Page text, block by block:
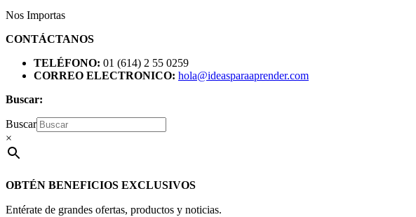
Nos Importas
CONTÁCTANOS
TELÉFONO: 01 (614) 2 55 0259
CORREO ELECTRONICO: hola@ideasparaaprender.com
Buscar:
Buscar
×
OBTÉN BENEFICIOS EXCLUSIVOS
Entérate de grandes ofertas, productos y noticias.